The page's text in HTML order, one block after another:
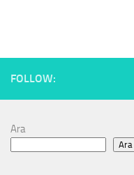
FOLLOW:
Ara
Ara